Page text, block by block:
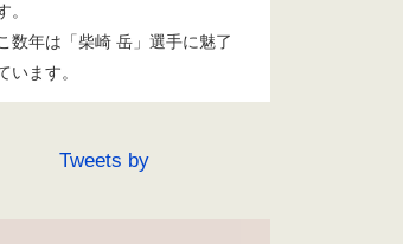
。
数年は「柴崎 岳」選手に魅了
います。
Tweets by